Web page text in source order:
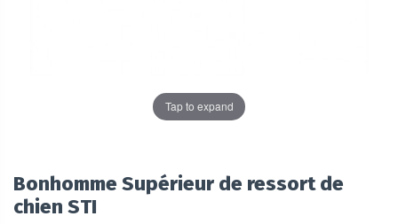
Tap to expand
Bonhomme Supérieur de ressort de
chien STI